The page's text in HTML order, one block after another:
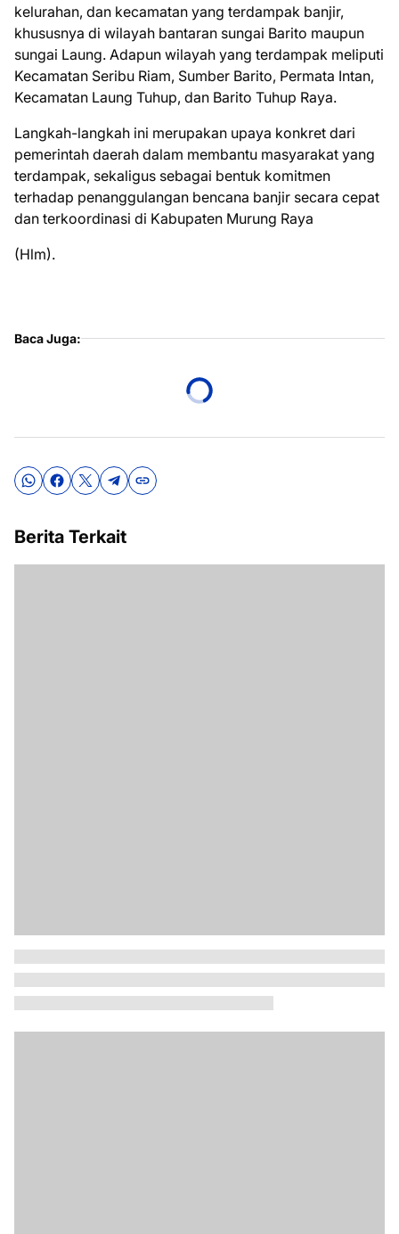
kelurahan, dan kecamatan yang terdampak banjir,
khususnya di wilayah bantaran sungai Barito maupun
sungai Laung. Adapun wilayah yang terdampak meliputi
Kecamatan Seribu Riam, Sumber Barito, Permata Intan,
Kecamatan Laung Tuhup, dan Barito Tuhup Raya.
Langkah-langkah ini merupakan upaya konkret dari
pemerintah daerah dalam membantu masyarakat yang
terdampak, sekaligus sebagai bentuk komitmen
terhadap penanggulangan bencana banjir secara cepat
dan terkoordinasi di Kabupaten Murung Raya
(Hlm).
Baca Juga:
Berita Terkait